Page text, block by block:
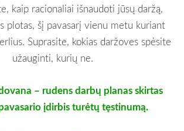
kaip racionaliai išnaudoti jūsų daržą,
plotas, šį pavasarį vienu metu kuriant
Suprasite, kokias daržoves spėsite
užauginti, kurių ne.
– rudens darbų planas skirtas
įdirbis turėtų tęstinumą.